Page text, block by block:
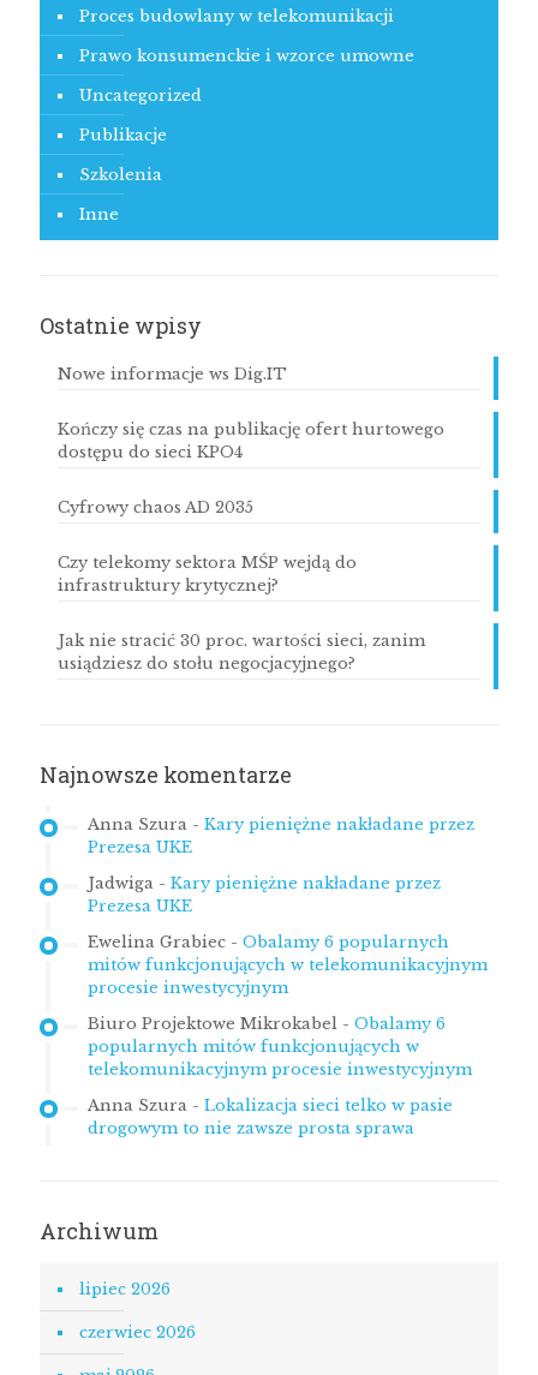
Proces budowlany w telekomunikacji
Prawo konsumenckie i wzorce umowne
Uncategorized
Publikacje
Szkolenia
Inne
Ostatnie wpisy
Nowe informacje ws Dig.IT
Kończy się czas na publikację ofert hurtowego
dostępu do sieci KPO4
Cyfrowy chaos AD 2035
Czy telekomy sektora MŚP wejdą do
infrastruktury krytycznej?
Jak nie stracić 30 proc. wartości sieci, zanim
usiądziesz do stołu negocjacyjnego?
Najnowsze komentarze
Anna Szura - Kary pieniężne nakładane przez
Prezesa UKE
Jadwiga - Kary pieniężne nakładane przez
Prezesa UKE
Ewelina Grabiec - Obalamy 6 popularnych
mitów funkcjonujących w telekomunikacyjnym
procesie inwestycyjnym
Biuro Projektowe Mikrokabel - Obalamy 6
popularnych mitów funkcjonujących w
telekomunikacyjnym procesie inwestycyjnym
Anna Szura - Lokalizacja sieci telko w pasie
drogowym to nie zawsze prosta sprawa
Archiwum
lipiec 2026
czerwiec 2026